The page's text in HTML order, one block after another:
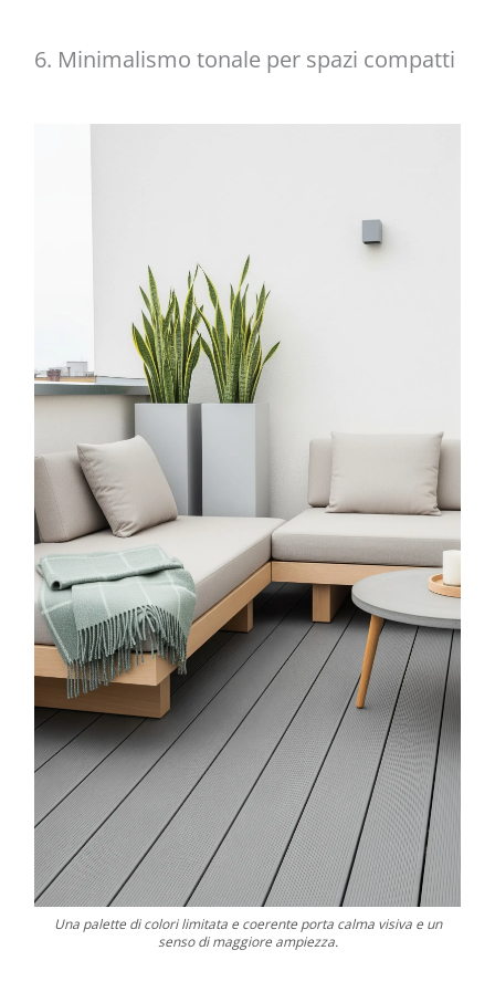
6. Minimalismo tonale per spazi compatti
Una palette di colori limitata e coerente porta calma visiva e un
senso di maggiore ampiezza.